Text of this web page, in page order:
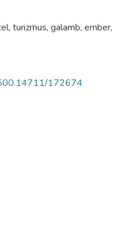
, turizmus, galamb, ember,
172674